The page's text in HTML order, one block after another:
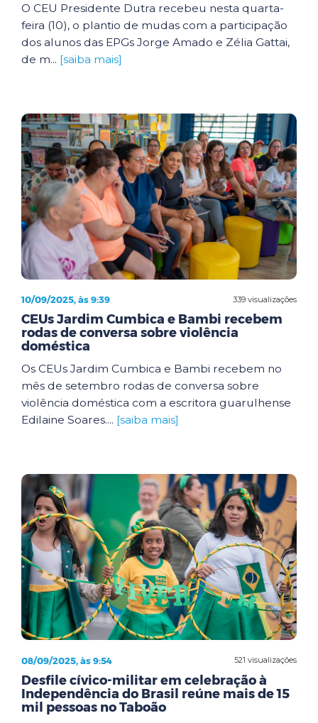
O CEU Presidente Dutra recebeu nesta quarta-
feira (10), o plantio de mudas com a participação
dos alunos das EPGs Jorge Amado e Zélia Gattai,
de m... [saiba mais]
339 visualizações
10/09/2025, às 9:39
CEUs Jardim Cumbica e Bambi recebem
rodas de conversa sobre violência
doméstica
Os CEUs Jardim Cumbica e Bambi recebem no
mês de setembro rodas de conversa sobre
violência doméstica com a escritora guarulhense
Edilaine Soares.... [saiba mais]
521 visualizações
08/09/2025, às 9:54
Desfile cívico-militar em celebração à
Independência do Brasil reúne mais de 15
mil pessoas no Taboão